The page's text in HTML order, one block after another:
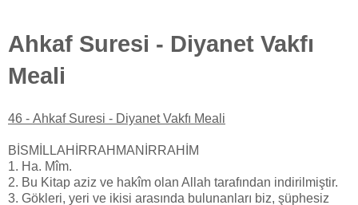
Ahkaf Suresi - Diyanet Vakfı
Meali
46 - Ahkaf Suresi - Diyanet Vakfı Meali
BİSMİLLAHİRRAHMANİRRAHİM
1. Ha. Mîm.
2. Bu Kitap aziz ve hakîm olan Allah tarafından indirilmiştir.
3. Gökleri, yeri ve ikisi arasında bulunanları biz, şüphesiz